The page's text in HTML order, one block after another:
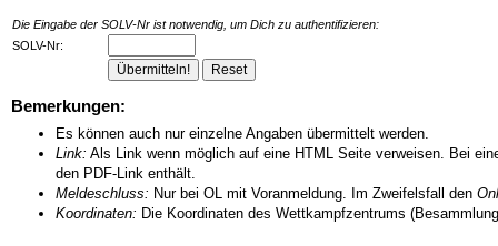
Die Eingabe der SOLV-Nr ist notwendig, um Dich zu authentifizieren:
SOLV-Nr:
Bemerkungen:
Es können auch nur einzelne Angaben übermittelt werden.
Link: Als Link wenn möglich auf eine HTML Seite verweisen. Bei
den PDF-Link enthält.
Meldeschluss: Nur bei OL mit Voranmeldung. Im Zweifelsfall den
Koordinaten: Die Koordinaten des Wettkampfzentrums